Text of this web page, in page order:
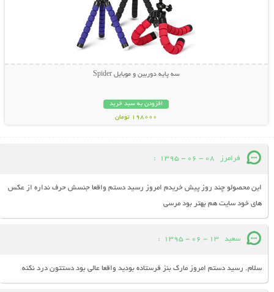
سه پایه دوربین و موبایل Spider
افزودن به سبد خرید
198000 تومان
فرامرز 08 - 06 - 1395
:
این محصولو چند روز پیش خریدم امروز رسید دستم واقعا جنسش حرف نداره از عکس
های خود سایت هم بهتر بود مرسی
سعید 13 - 06 - 1395
:
سلام. رسید دستم امروز مارک بنز فرستاده بودید واقعا عالی بود دستتون درد نکنه